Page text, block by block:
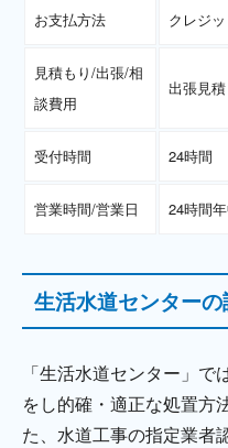
お支払方法 クレジ
見積もり/出張/相
談費用
出張見
受付時間 24時間
営業時間/営業日 24時間
生活水道センター
「生活水道センター」
をし的確・適正な処置方
た、水道工事の指定業者